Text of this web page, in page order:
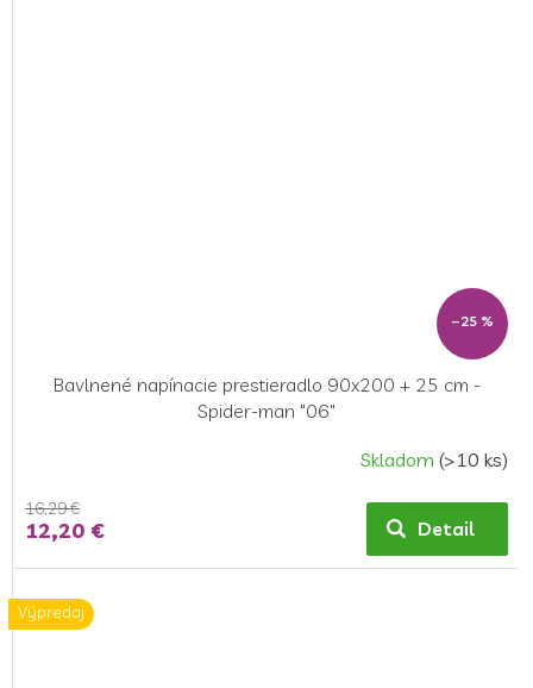
–25 %
Bavlnené napínacie prestieradlo 90x200 + 25 cm -
Spider-man "06"
Skladom (>10 ks)
16,29 €
12,20 € Detail
Výpredaj